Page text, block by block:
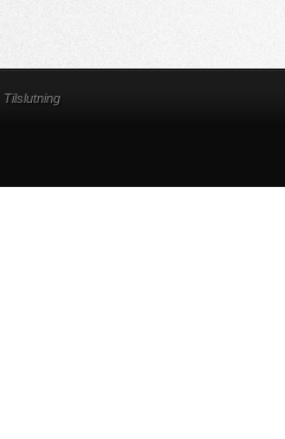
Tilslutning